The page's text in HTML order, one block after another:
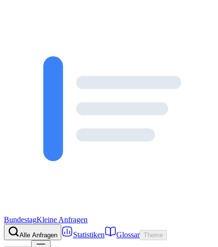
BundestagKleine Anfragen
Alle Anfragen Statistiken Glossar Theme